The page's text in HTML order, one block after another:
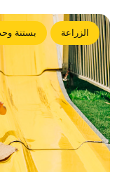
الزراعة بستنة